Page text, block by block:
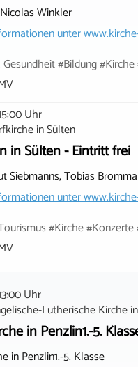
Winkler
unter
#Bildung
Uhr
inSülten
in Sülten - Eintritt frei
Siebmanns, Tobias
unter
#Kirche #Konzerte
Uhr
Lutherische Kirchein
in Penzlin1.-5.
in Penzlin1.-5. Klasse